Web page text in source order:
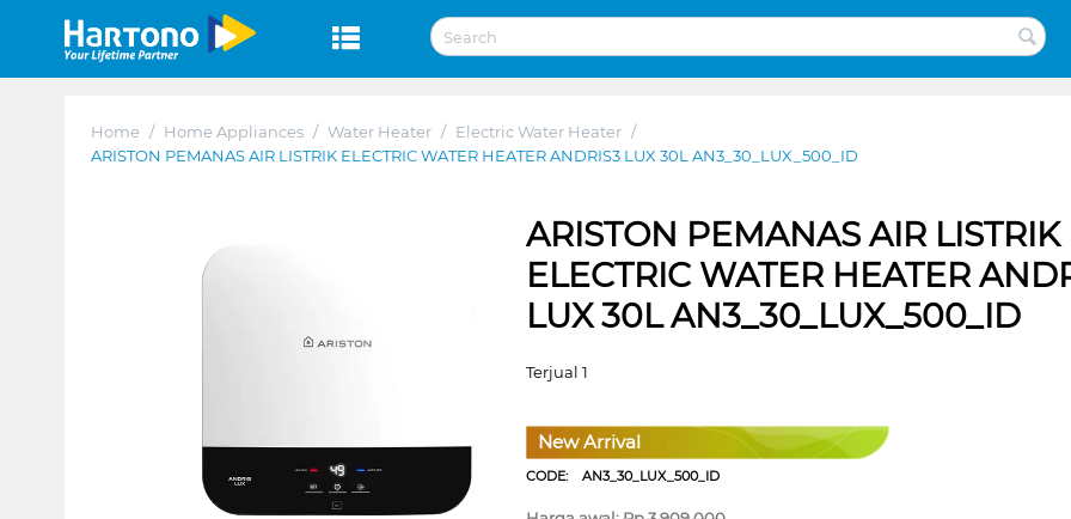
Home / Home Appliances / Water Heater / Electric Water Heater /
ARISTON PEMANAS AIR LISTRIK ELECTRIC WATER HEATER ANDRIS3 LUX 30L AN3_30_LUX_500_ID
ARISTON PEMANAS AIR LISTRIK
ELECTRIC WATER HEATER
LUX 30L AN3_30_LUX_500_ID
Terjual 1
New Arrival
CODE:AN3_30_LUX_500_ID